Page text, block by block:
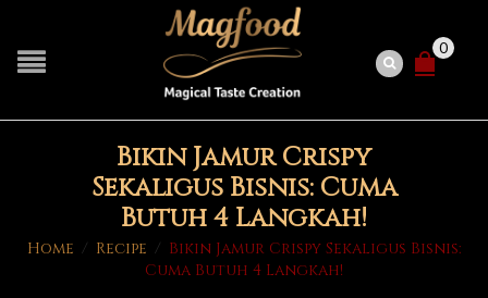
0
Bikin Jamur Crispy
Sekaligus Bisnis: Cuma
Butuh 4 Langkah!
Home / Recipe / Bikin Jamur Crispy Sekaligus Bisnis:
Cuma Butuh 4 Langkah!